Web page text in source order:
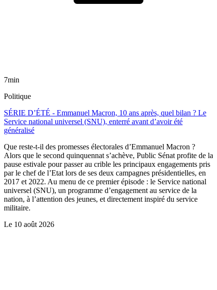
7min
Politique
SÉRIE D’ÉTÉ - Emmanuel Macron, 10 ans après, quel bilan ? Le
Service national universel (SNU), enterré avant d’avoir été
généralisé
Que reste-t-il des promesses électorales d’Emmanuel Macron ?
Alors que le second quinquennat s’achève, Public Sénat profite de la
pause estivale pour passer au crible les principaux engagements pris
par le chef de l’Etat lors de ses deux campagnes présidentielles, en
2017 et 2022. Au menu de ce premier épisode : le Service national
universel (SNU), un programme d’engagement au service de la
nation, à l’attention des jeunes, et directement inspiré du service
militaire.
Le 10 août 2026